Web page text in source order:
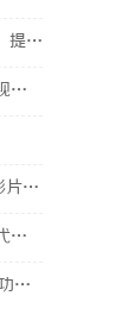
选择
平台